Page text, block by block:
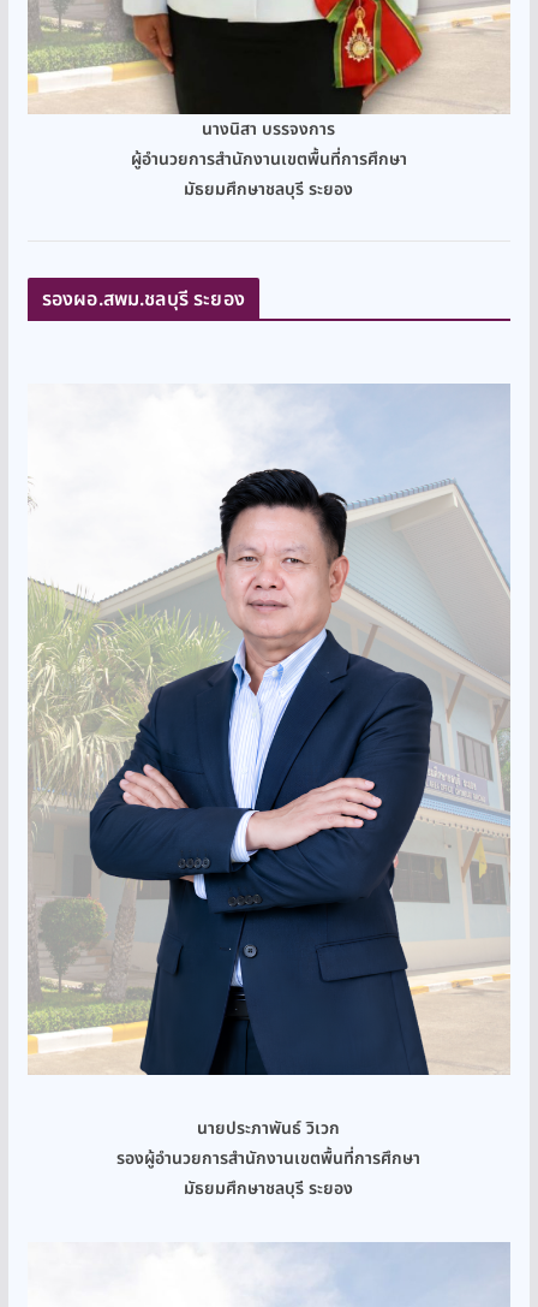
นางนิสา บรรจงการ
ผู้อำนวยการสำนักงานเขตพื้นที่การศึกษา
มัธยมศึกษาชลบุรี ระยอง
รองผอ.สพม.ชลบุรี ระยอง
นายประภาพันธ์ วิเวก
รองผู้อำนวยการสำนักงานเขตพื้นที่การศึกษา
มัธยมศึกษาชลบุรี ระยอง